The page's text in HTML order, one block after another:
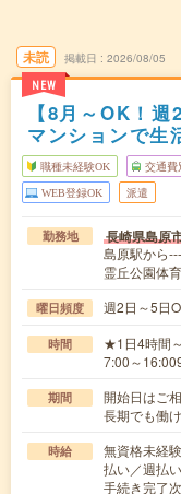
未読
NEW
掲載日 2026/08/05
【8月～OK！
マンションで生
職種未経験OK 交通費
WEB登録OK 派遣
勤務地 長崎県島原
島原駅から
霊丘公園体
曜日頻度 週2日～5日
時間
★1日4時間
7:00～
期間
開始日はご
長期でも働
時給
無資格未経
払い／週払
手続き完了